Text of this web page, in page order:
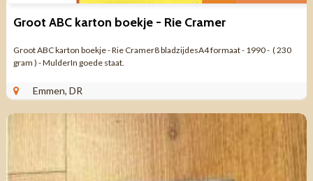
Groot ABC karton boekje - Rie Cramer
Groot ABC karton boekje - Rie Cramer8 bladzijdesA4 formaat - 1990 - ( 230
gram ) - MulderIn goede staat.
Emmen, DR